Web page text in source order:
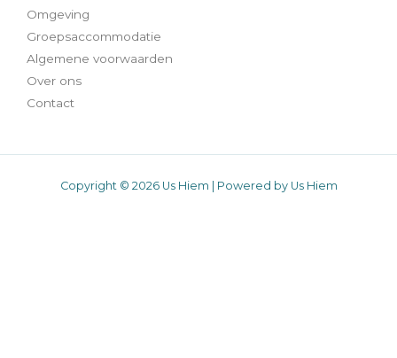
Omgeving
Groepsaccommodatie
Algemene voorwaarden
Over ons
Contact
Copyright © 2026 Us Hiem | Powered by Us Hiem